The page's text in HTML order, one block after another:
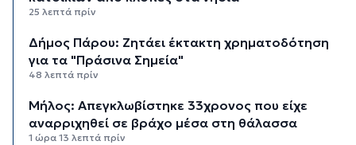
25 λεπτά πρίν
Δήμος Πάρου: Ζητάει έκτακτη χρηματοδότηση
για τα "Πράσινα Σημεία"
48 λεπτά πρίν
Μήλος: Απεγκλωβίστηκε 33χρονος που είχε
αναρριχηθεί σε βράχο μέσα στη θάλασσα
1 ώρα 13 λεπτά πρίν